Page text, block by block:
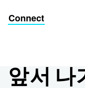
Connect
앞서 나